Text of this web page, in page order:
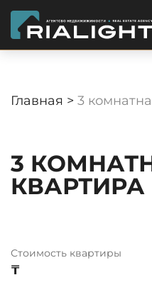
Главная > 3
3
КВАРТИРА
Стоимость квартиры
₸